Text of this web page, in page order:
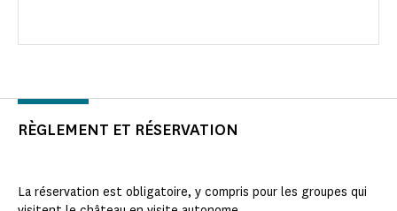
RÈGLEMENT ET RÉSERVATION
La réservation est obligatoire, y compris pour les groupes qui